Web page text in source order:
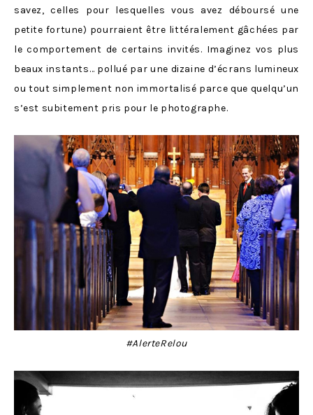
savez, celles pour lesquelles vous avez déboursé une
petite fortune) pourraient être littéralement gâchées par
le comportement de certains invités. Imaginez vos plus
beaux instants… pollué par une dizaine d’écrans lumineux
ou tout simplement non immortalisé parce que quelqu’un
s’est subitement pris pour le photographe.
#AlerteRelou